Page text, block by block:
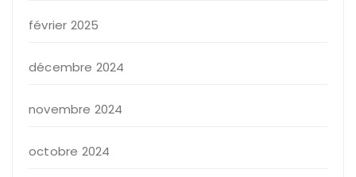
février 2025
décembre 2024
novembre 2024
octobre 2024